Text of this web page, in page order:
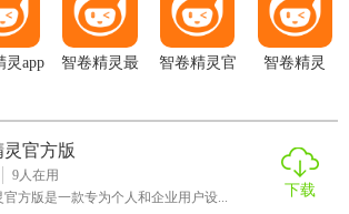
灵app
智卷精灵最
智卷精灵官
智卷精灵
灵官方版
9人在用
官方版是一款专为个人和企业用户设...
下载